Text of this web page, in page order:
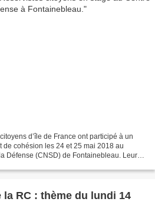
d’île de France ont participé à un
de cohésion les 24 et 25 mai 2018 au
Défense (CNSD) de Fontainebleau. Leurs
la RC : thème du lundi 14